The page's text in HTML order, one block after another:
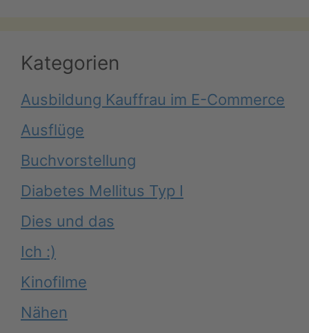
Kategorien
Ausbildung Kauffrau im E-Commerce
Ausflüge
Buchvorstellung
Diabetes Mellitus Typ I
Dies und das
Ich :)
Kinofilme
Nähen